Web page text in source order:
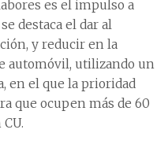
es el impulso a
destaca el dar al
y reducir en la
automóvil, utilizando un
en el que la prioridad
que ocupen más de 60